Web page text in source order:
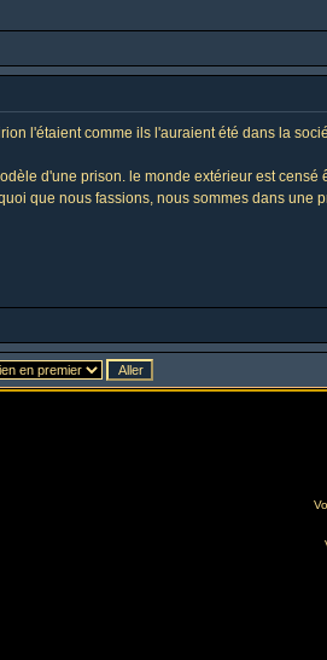
l'étaient comme ils l'auraient été dans la
d'une prison. le monde extérieur est censé
que nous fassions, nous sommes dans une